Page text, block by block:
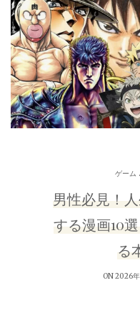
ゲーム .
男性必見！
する漫画10
る
ON 2026